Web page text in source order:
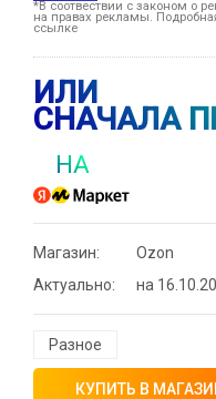
*В соотвествии с законом о
на правах рекламы.
ссылке
ИЛИ
СНАЧАЛА
НА
Магазин:
Ozon
Актуально:
на
Разное
КУПИТЬ В